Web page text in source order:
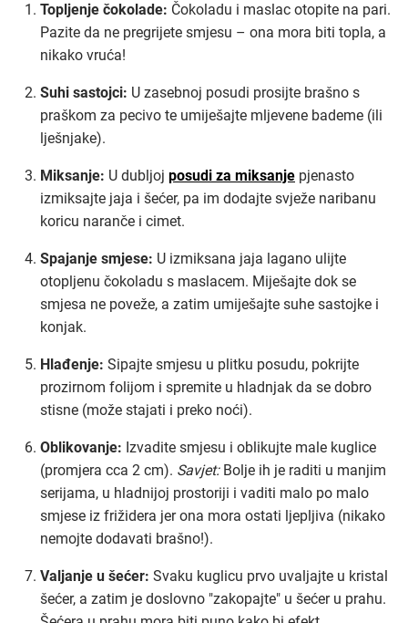
Topljenje čokolade: Čokoladu i maslac otopite na pari.
Pazite da ne pregrijete smjesu – ona mora biti topla, a
nikako vruća!
Suhi sastojci: U zasebnoj posudi prosijte brašno s
praškom za pecivo te umiješajte mljevene bademe (ili
lješnjake).
Miksanje: U dubljoj posudi za miksanje pjenasto
izmiksajte jaja i šećer, pa im dodajte svježe naribanu
koricu naranče i cimet.
Spajanje smjese: U izmiksana jaja lagano ulijte
otopljenu čokoladu s maslacem. Miješajte dok se
smjesa ne poveže, a zatim umiješajte suhe sastojke i
konjak.
Hlađenje: Sipajte smjesu u plitku posudu, pokrijte
prozirnom folijom i spremite u hladnjak da se dobro
stisne (može stajati i preko noći).
Oblikovanje: Izvadite smjesu i oblikujte male kuglice
(promjera cca 2 cm). Savjet:Bolje ih je raditi u manjim
serijama, u hladnijoj prostoriji i vaditi malo po malo
smjese iz frižidera jer ona mora ostati ljepljiva (nikako
nemojte dodavati brašno!).
Valjanje u šećer: Svaku kuglicu prvo uvaljajte u kristal
šećer, a zatim je doslovno "zakopajte" u šećer u prahu.